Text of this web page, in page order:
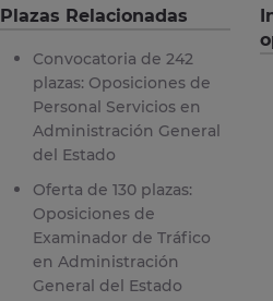
Plazas Relacionadas
Convocatoria de 242
plazas: Oposiciones de
Personal Servicios en
Administración General
del Estado
Oferta de 130 plazas:
Oposiciones de
Examinador de Tráfico
en Administración
General del Estado